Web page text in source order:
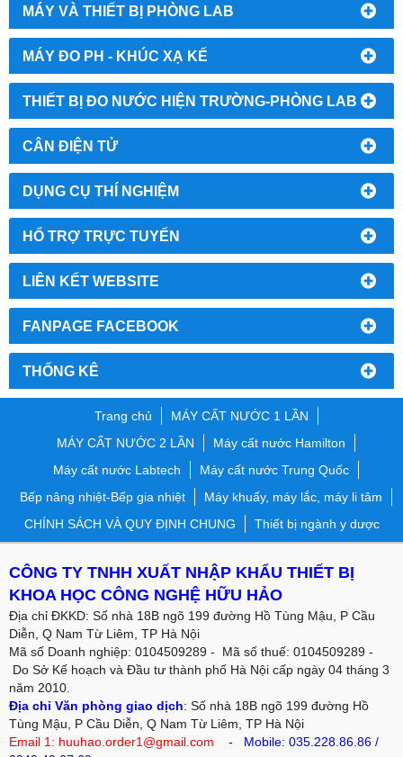
MÁY VÀ THIẾT BỊ PHÒNG LAB
MÁY ĐO PH - KHÚC XẠ KẾ
THIẾT BỊ ĐO NƯỚC HIỆN TRƯỜNG-PHÒNG LAB
CÂN ĐIỆN TỬ
DỤNG CỤ THÍ NGHIỆM
HỔ TRỢ TRỰC TUYẾN
LIÊN KẾT WEBSITE
FANPAGE FACEBOOK
THỐNG KÊ
Trang chủ
MÁY CẤT NƯỚC 1 LẦN
MÁY CẤT NƯỚC 2 LẦN
Máy cất nước Hamilton
Máy cất nước Labtech
Máy cất nước Trung Quốc
Bếp nâng nhiệt-Bếp gia nhiệt
Máy khuấy, máy lắc, máy li tâm
CHÍNH SÁCH VÀ QUY ĐỊNH CHUNG
Thiết bị ngành y dược
CÔNG TY TNHH XUẤT NHẬP KHẨU THIẾT BỊ
KHOA HỌC CÔNG NGHỆ HỮU HẢO
Địa chỉ ĐKKD: Số nhà 18B ngõ 199 đường Hồ Tùng Mậu, P Cầu
Diễn, Q Nam Từ Liêm, TP Hà Nội
Mã số Doanh nghiệp: 0104509289 - Mã số thuế: 0104509289 -
Do Sở Kế hoạch và Đầu tư thành phố Hà Nội cấp ngày 04 tháng 3
năm 2010.
Địa chỉ Văn phòng giao dịch: Số nhà 18B ngõ 199 đường Hồ
Tùng Mậu, P Cầu Diễn, Q Nam Từ Liêm, TP Hà Nội
Email 1: huuhao.order1@gmail.com - Mobile: 035.228.86.86 /